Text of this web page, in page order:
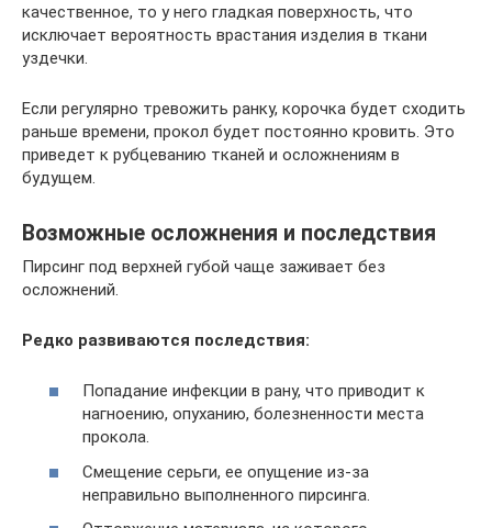
качественное, то у него гладкая поверхность, что
исключает вероятность врастания изделия в ткани
уздечки.
Если регулярно тревожить ранку, корочка будет сходить
раньше времени, прокол будет постоянно кровить. Это
приведет к рубцеванию тканей и осложнениям в
будущем.
Возможные осложнения и последствия
Пирсинг под верхней губой чаще заживает без
осложнений.
Редко развиваются последствия:
Попадание инфекции в рану, что приводит к
нагноению, опуханию, болезненности места
прокола.
Смещение серьги, ее опущение из-за
неправильно выполненного пирсинга.